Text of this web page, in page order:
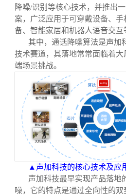
降噪/识别等核心技术，并推出
案，广泛应用于可穿戴设备、手
备、智能家居和机器人语音交互
其中，通话降噪算法是声加
技术赛道，其落地常常面临着
端场景挑战。
▲声加科技的核心技术及应
声加科技最早实现产品落地
噪，它的特点是通过全向性的